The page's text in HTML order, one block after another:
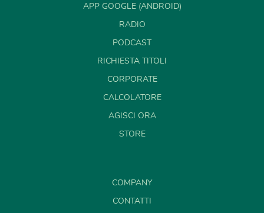
APP GOOGLE (ANDROID)
RADIO
PODCAST
RICHIESTA TITOLI
CORPORATE
CALCOLATORE
AGISCI ORA
STORE
COMPANY
CONTATTI